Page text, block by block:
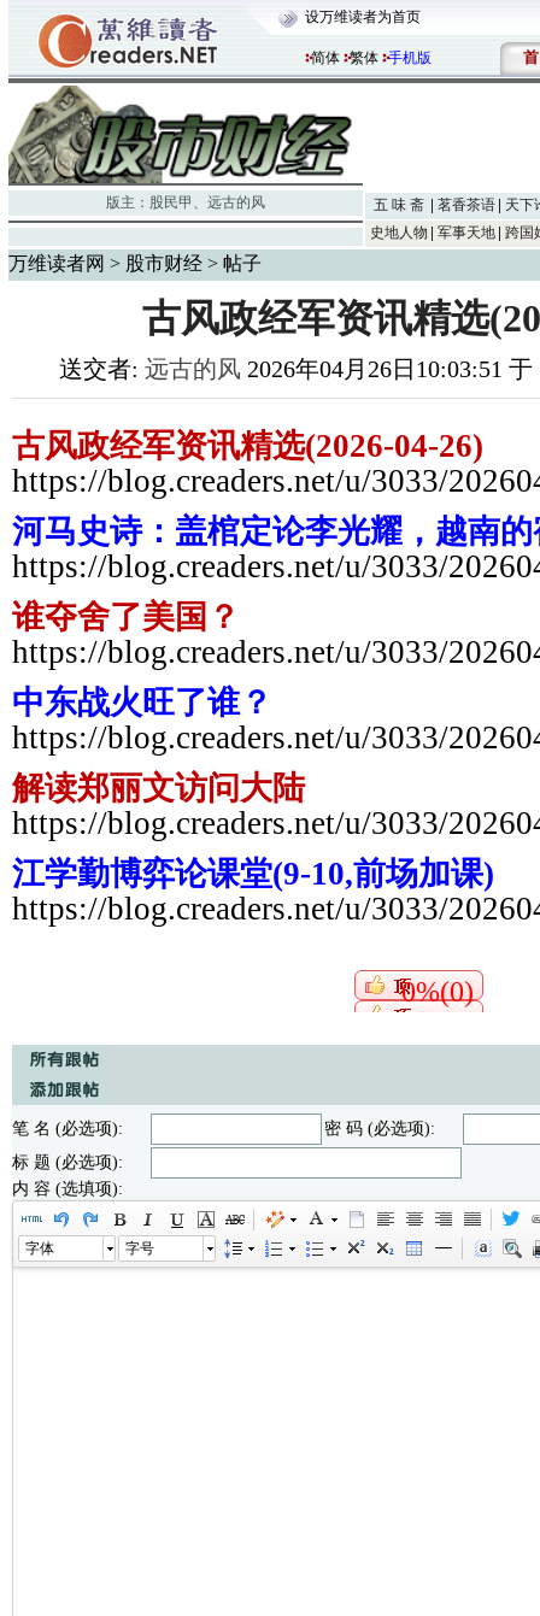
设万维读者为首页
简体 繁体 手机版 首
版主： 股民甲 、 远古的风 五 味 斋 茗香茶语
天下
史地人物
军事天地 跨国
万维读者网 > 股市财经 > 帖子
古风政经军资讯精选
送交者: 远古的风 2026年04月26日10:03:51
古风政经军资讯精选(2026-04-26)
https://blog.creaders.net/u/3033/
河马史诗：盖棺定论李光耀，越南
https://blog.creaders.net/u/3033/
谁夺舍了美国？
https://blog.creaders.net/u/3033/
中东战火旺了谁？
https://blog.creaders.net/u/3033/
解读郑丽文访问大陆
https://blog.creaders.net/u/3033/
江学勤博弈论课堂(9-10,前场加课)
https://blog.creaders.net/u/3033/
0%(0)
笔 名 (必选项):
密 码 (必选项):
标 题 (必选项):
内 容 (选填项):
字体 字号